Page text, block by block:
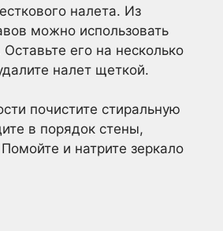
налета. Из
можно использовать
его на несколько
налет щеткой.
почистите стиральную
в порядок стены,
и натрите зеркало